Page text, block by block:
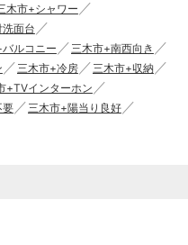
木市+シャワー
面台
ルコニー
三木市+南西向き
三木市+冷房
三木市+収納
+TVインターホン
要
三木市+陽当り良好